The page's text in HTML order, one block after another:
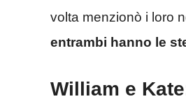
volta menzionò i loro
entrambi hanno le
William e